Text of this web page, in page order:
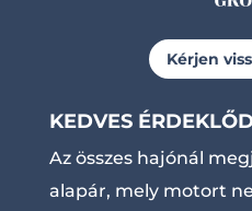
Kérjen
KEDVES
Az összes hajónál
alapár, mely motort